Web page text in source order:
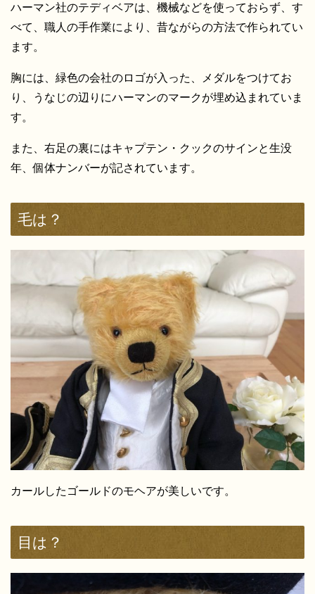
ハーマン社のテディベアは、機械などを使っておらず、す
べて、職人の手作業により、昔ながらの方法で作られてい
ます。
胸には、緑色の会社のロゴが入った、メダルをつけてお
り、うなじの辺りにハーマンのマークが埋め込まれていま
す。
また、右足の裏にはキャプテン・クックのサインと生没
年、個体ナンバーが記されています。
毛は？
カールしたゴールドのモヘアが美しいです。
目は？